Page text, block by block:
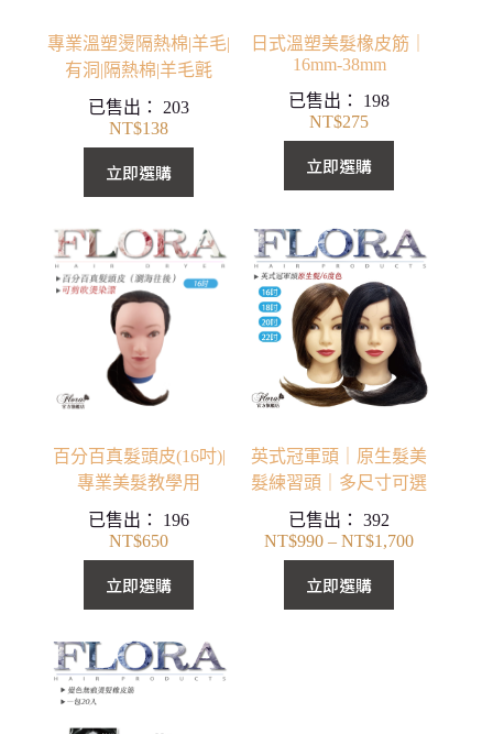
專業溫塑燙隔熱棉|羊毛|
有洞|隔熱棉|羊毛氈
已售出： 203
NT$138
立即選購
日式溫塑美髮橡皮筋｜
16mm-38mm
已售出： 198
NT$275
立即選購
百分百真髮頭皮(16吋)|
專業美髮教學用
已售出： 196
NT$650
立即選購
英式冠軍頭｜原生髮美
髮練習頭｜多尺寸可選
已售出：392
NT$990 – NT$1,700價
立即選購